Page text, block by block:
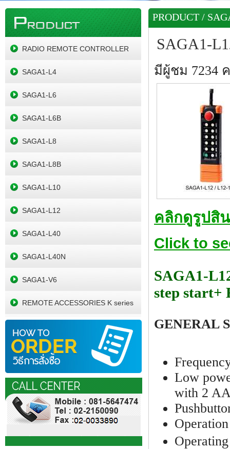
RADIO REMOTE CONTROLLER
SAGA1-L4
SAGA1-L6
SAGA1-L6B
SAGA1-L8
SAGA1-L8B
SAGA1-L10
SAGA1-L12
SAGA1-L40
SAGA1-L40N
SAGA1-V6
REMOTE ACCESSORIES K series
PRODUCT /
SAGA1-
มีผู้ชม 7234
คลิกดูรูปสิ
Click to
SAGA1-
step start+
GENERAL
Low
with 2